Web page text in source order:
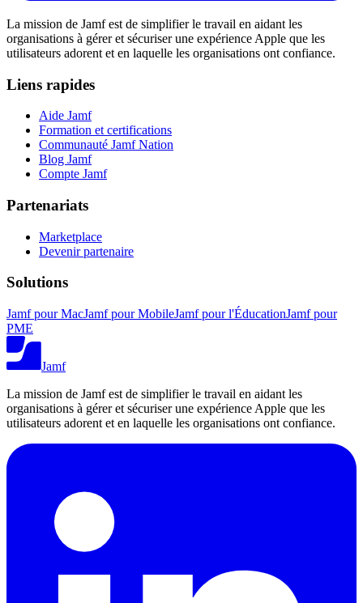
La mission de Jamf est de simplifier le travail en aidant les
organisations à gérer et sécuriser une expérience Apple que les
utilisateurs adorent et en laquelle les organisations ont confiance.
Liens rapides
Aide Jamf
Formation et certifications
Communauté Jamf Nation
Blog Jamf
Compte Jamf
Partenariats
Marketplace
Devenir partenaire
Solutions
Jamf pour MacJamf pour MobileJamf pour l'ÉducationJamf pour
PME
Jamf
La mission de Jamf est de simplifier le travail en aidant les
organisations à gérer et sécuriser une expérience Apple que les
utilisateurs adorent et en laquelle les organisations ont confiance.